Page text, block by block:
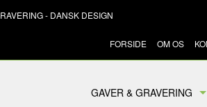
- DANSK DESIGN
FORSIDE OM OS
GAVER & GRAVERING